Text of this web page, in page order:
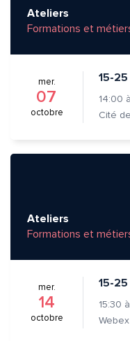
Ateliers
Formations et
mer.
07
octobre
15-
14:00 à
Ateliers
Formations et
mer.
14
octobre
15-
15:30 à
Webex